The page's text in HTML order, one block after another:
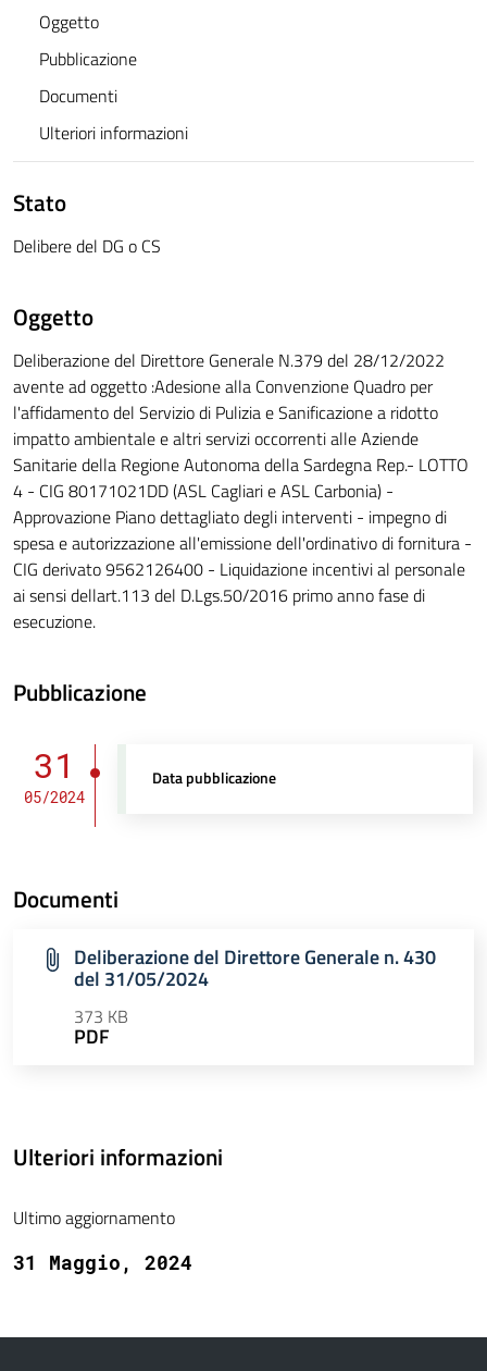
Oggetto
Pubblicazione
Documenti
Ulteriori informazioni
Stato
Delibere del DG o CS
Oggetto
Deliberazione del Direttore Generale N.379 del 28/12/2022
avente ad oggetto :Adesione alla Convenzione Quadro per
l'affidamento del Servizio di Pulizia e Sanificazione a ridotto
impatto ambientale e altri servizi occorrenti alle Aziende
Sanitarie della Regione Autonoma della Sardegna Rep.- LOTTO
4 - CIG 80171021DD (ASL Cagliari e ASL Carbonia) -
Approvazione Piano dettagliato degli interventi - impegno di
spesa e autorizzazione all'emissione dell'ordinativo di fornitura -
CIG derivato 9562126400 - Liquidazione incentivi al personale
ai sensi dellart.113 del D.Lgs.50/2016 primo anno fase di
esecuzione.
Pubblicazione
31
05/2024
Data pubblicazione
Documenti
Deliberazione del Direttore Generale n. 430
del 31/05/2024
373 KB
PDF
Ulteriori informazioni
Ultimo aggiornamento
31 Maggio, 2024